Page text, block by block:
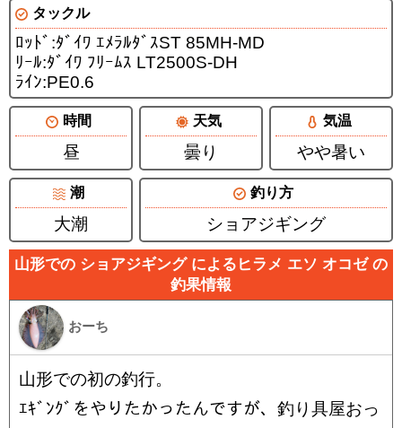
タックル
ﾛｯﾄﾞ:ﾀﾞｲﾜ ｴﾒﾗﾙﾀﾞｽST 85MH-MD
ﾘｰﾙ:ﾀﾞｲﾜ ﾌﾘｰﾑｽ LT2500S-DH
ﾗｲﾝ:PE0.6
時間
昼
天気
曇り
気温
やや暑い
潮
大潮
釣り方
ショアジギング
山形での ショアジギング によるヒラメ エソ オコゼ の
釣果情報
おーち
山形での初の釣行。
ｴｷﾞﾝｸﾞをやりたかったんですが、釣り具屋おっ